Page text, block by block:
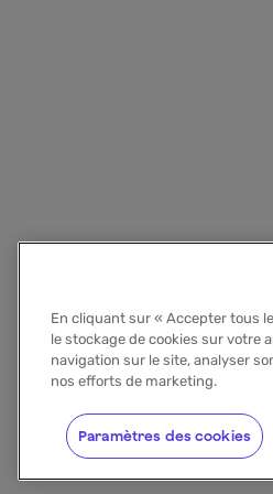
En cliquant sur « Accepter tous
le stockage de cookies sur votre
navigation sur le site, analyser
nos efforts de marketing.
Paramètres des cookies